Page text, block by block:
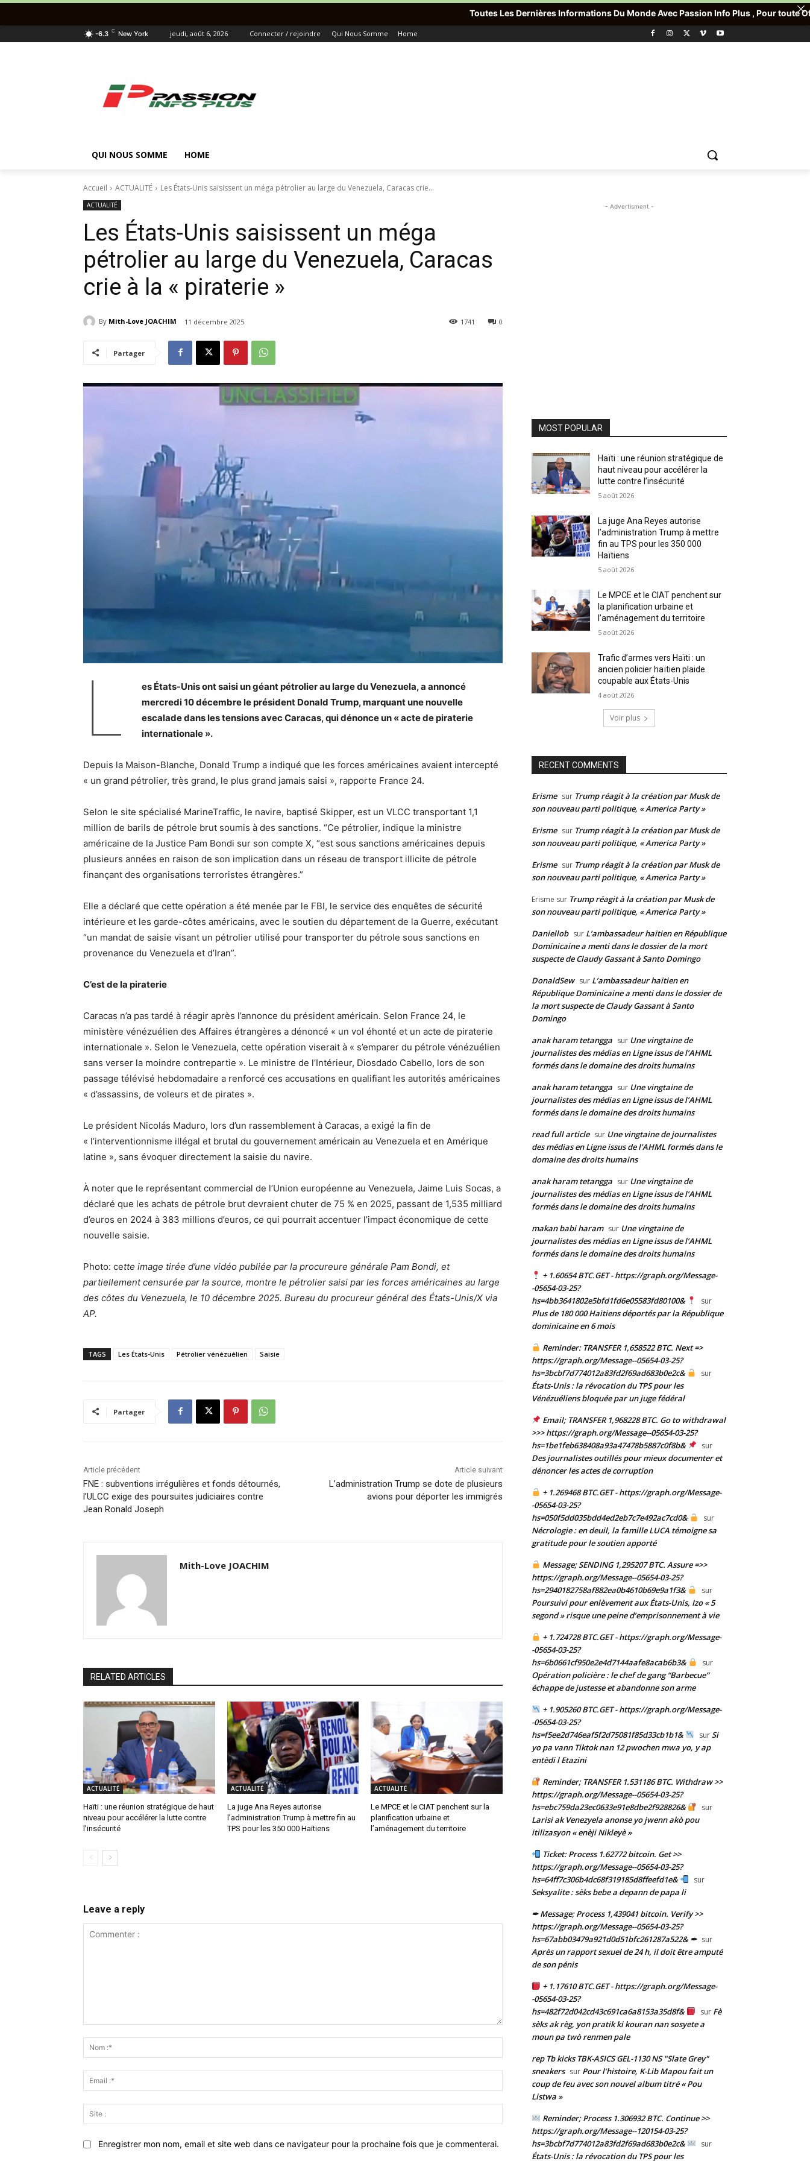
-6.3 C New York jeudi, août 6, 2026 Connecter / rejoindre Qui Nous Somme Home
QUI NOUS SOMME HOME
Accueil ACTUALITÉ Les États-Unis saisissent un méga pétrolier au large du Venezuela, Caracas crie...
ACTUALITÉ
Les États-Unis saisissent un méga
pétrolier au large du Venezuela, Caracas
crie à la « piraterie »
By Mith-Love JOACHIM 11 décembre 2025 0
1741
Partager
L
es États-Unis ont saisi un géant pétrolier au large du Venezuela, a annoncé
mercredi 10 décembre le président Donald Trump, marquant une nouvelle
escalade dans les tensions avec Caracas, qui dénonce un « acte de piraterie
internationale ».
Depuis la Maison-Blanche, Donald Trump a indiqué que les forces américaines avaient intercepté
« un grand pétrolier, très grand, le plus grand jamais saisi », rapporte France 24.
Selon le site spécialisé MarineTraffic, le navire, baptisé Skipper, est un VLCC transportant 1,1
million de barils de pétrole brut soumis à des sanctions. “Ce pétrolier, indique la ministre
américaine de la Justice Pam Bondi sur son compte X, “est sous sanctions américaines depuis
plusieurs années en raison de son implication dans un réseau de transport illicite de pétrole
finançant des organisations terroristes étrangères.”
Elle a déclaré que cette opération a été menée par le FBI, le service des enquêtes de sécurité
intérieure et les garde-côtes américains, avec le soutien du département de la Guerre, exécutant
“un mandat de saisie visant un pétrolier utilisé pour transporter du pétrole sous sanctions en
provenance du Venezuela et d’Iran”.
C’est de la piraterie
Caracas n’a pas tardé à réagir après l’annonce du président américain. Selon France 24, le
ministère vénézuélien des Affaires étrangères a dénoncé « un vol éhonté et un acte de piraterie
internationale ». Selon le Venezuela, cette opération viserait à « s’emparer du pétrole vénézuélien
sans verser la moindre contrepartie ». Le ministre de l’Intérieur, Diosdado Cabello, lors de son
passage télévisé hebdomadaire a renforcé ces accusations en qualifiant les autorités américaines
« d’assassins, de voleurs et de pirates ».
Le président Nicolás Maduro, lors d’un rassemblement à Caracas, a exigé la fin de
« l’interventionnisme illégal et brutal du gouvernement américain au Venezuela et en Amérique
latine », sans évoquer directement la saisie du navire.
À noter que le représentant commercial de l’Union européenne au Venezuela, Jaime Luis Socas, a
déclaré que les achats de pétrole brut devraient chuter de 75 % en 2025, passant de 1,535 milliard
d’euros en 2024 à 383 millions d’euros, ce qui pourrait accentuer l’impact économique de cette
nouvelle saisie.
Photo: cette image tirée d’une vidéo publiée par la procureure générale Pam Bondi, et
partiellement censurée par la source, montre le pétrolier saisi par les forces américaines au large
des côtes du Venezuela, le 10 décembre 2025. Bureau du procureur général des États-Unis/X via
AP.
TAGS Les États-Unis Pétrolier vénézuélien Saisie
Partager
Article précédent
FNE : subventions irrégulières et fonds détournés,
l’ULCC exige des poursuites judiciaires contre
Jean Ronald Joseph
Article suivant
L’administration Trump se dote de plusieurs
avions pour déporter les immigrés
Mith-Love JOACHIM
RELATED ARTICLES
ACTUALITÉ
Haïti : une réunion stratégique de haut
niveau pour accélérer la lutte contre
l’insécurité
ACTUALITÉ
La juge Ana Reyes autorise
l’administration Trump à mettre fin au
TPS pour les 350 000 Haïtiens
ACTUALITÉ
Le MPCE et le CIAT penchent sur la
planification urbaine et
l’aménagement du territoire
Leave a reply
:*
:*
:
Enregistrer mon nom, email et site web dans ce navigateur pour la prochaine fois que je commenterai.
- Advertisment -
MOST POPULAR
Haïti : une réunion stratégique de
haut niveau pour accélérer la
lutte contre l’insécurité
5 août 2026
La juge Ana Reyes autorise
l’administration Trump à mettre
fin au TPS pour les 350 000
Haïtiens
5 août 2026
Le MPCE et le CIAT penchent sur
la planification urbaine et
l’aménagement du territoire
5 août 2026
Trafic d’armes vers Haïti : un
ancien policier haïtien plaide
coupable aux États-Unis
4 août 2026
Voir plus
RECENT COMMENTS
Erisme sur Trump réagit à la création par Musk de
son nouveau parti politique, « America Party »
Erisme sur Trump réagit à la création par Musk de
son nouveau parti politique, « America Party »
Erisme sur Trump réagit à la création par Musk de
son nouveau parti politique, « America Party »
Erisme sur Trump réagit à la création par Musk de
son nouveau parti politique, « America Party »
Daniellob sur L’ambassadeur haïtien en République
Dominicaine a menti dans le dossier de la mort
suspecte de Claudy Gassant à Santo Domingo
DonaldSew sur L’ambassadeur haïtien en
République Dominicaine a menti dans le dossier de
la mort suspecte de Claudy Gassant à Santo
Domingo
anak haram tetangga sur Une vingtaine de
journalistes des médias en Ligne issus de l’AHML
formés dans le domaine des droits humains
anak haram tetangga sur Une vingtaine de
journalistes des médias en Ligne issus de l’AHML
formés dans le domaine des droits humains
read full article sur Une vingtaine de journalistes
des médias en Ligne issus de l’AHML formés dans le
domaine des droits humains
anak haram tetangga sur Une vingtaine de
journalistes des médias en Ligne issus de l’AHML
formés dans le domaine des droits humains
makan babi haram sur Une vingtaine de
journalistes des médias en Ligne issus de l’AHML
formés dans le domaine des droits humains
+ 1.60654 BTC.GET - https://graph.org/Message-
-05654-03-25?
hs=4bb3641802e5bfd1fd6e05583fd80100&
sur
Plus de 180 000 Haïtiens déportés par la République
dominicaine en 6 mois
Reminder: TRANSFER 1,658522 BTC. Next =>
https://graph.org/Message--05654-03-25?
hs=3bcbf7d774012a83fd2f69ad683b0e2c&
sur
États-Unis : la révocation du TPS pour les
Vénézuéliens bloquée par un juge fédéral
Email; TRANSFER 1,968228 BTC. Go to withdrawal
>>> https://graph.org/Message--05654-03-25?
hs=1be1feb638408a93a47478b5887c0f8b&
sur
Des journalistes outillés pour mieux documenter et
dénoncer les actes de corruption
+ 1.269468 BTC.GET - https://graph.org/Message-
-05654-03-25?
hs=050f5dd035bdd4ed2eb7c7e492ac7cd0&
sur
Nécrologie : en deuil, la famille LUCA témoigne sa
gratitude pour le soutien apporté
Message; SENDING 1,295207 BTC. Assure =>>
https://graph.org/Message--05654-03-25?
hs=2940182758af882ea0b4610b69e9a1f3&
sur
Poursuivi pour enlèvement aux États-Unis, Izo « 5
segond » risque une peine d’emprisonnement à vie
+ 1.724728 BTC.GET - https://graph.org/Message-
-05654-03-25?
hs=6b0661cf950e2e4d7144aafe8acab6b3&
sur
Opération policière : le chef de gang “Barbecue”
échappe de justesse et abandonne son arme
+ 1.905260 BTC.GET - https://graph.org/Message-
-05654-03-25?
hs=f5ee2d746eaf5f2d75081f85d33cb1b1&
surSi
yo pa vann Tiktok nan 12 pwochen mwa yo, y ap
entèdi l Etazini
Reminder; TRANSFER 1.531186 BTC. Withdraw >>
https://graph.org/Message--05654-03-25?
hs=ebc759da23ec0633e91e8dbe2f928826&
sur
Larisi ak Venezyela anonse yo jwenn akò pou
itilizasyon « enèji Nikleyè »
Ticket: Process 1.62772 bitcoin. Get >>
https://graph.org/Message--05654-03-25?
hs=64ff7c306b4dc68f319185d8ffeefd1e&
sur
Seksyalite : sèks bebe a depann de papa li
✒ Message; Process 1,439041 bitcoin. Verify >>
https://graph.org/Message--05654-03-25?
hs=67abb03479a921d0d51bfc261287a522& ✒ sur
Après un rapport sexuel de 24 h, il doit être amputé
de son pénis
+ 1.17610 BTC.GET - https://graph.org/Message-
-05654-03-25?
hs=482f72d042cd43c691ca6a8153a35d8f&
sur Fè
sèks ak règ, yon pratik ki kouran nan sosyete a
moun pa twò renmen pale
rep Tb kicks TBK-ASICS GEL-1130 NS "Slate Grey"
sneakers sur Pour l’histoire, K-Lib Mapou fait un
coup de feu avec son nouvel album titré « Pou
Listwa »
Reminder; Process 1.306932 BTC. Continue >>
https://graph.org/Message--120154-03-25?
hs=3bcbf7d774012a83fd2f69ad683b0e2c&
sur
États-Unis : la révocation du TPS pour les
Toutes Les Dernières Informations Du Monde Avec Passion Info Plus , Pour toute Offre